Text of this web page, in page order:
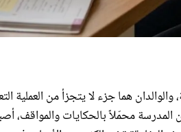
هما جزء لا يتجزأ من العملية
محمّلاً بالحكايات والمواقف،